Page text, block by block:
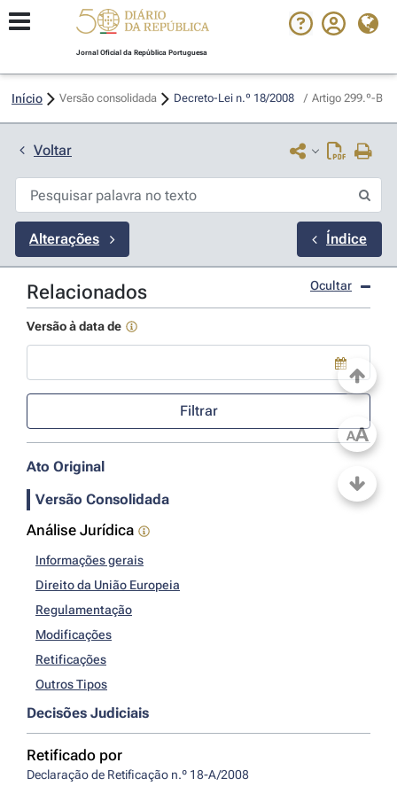
Jornal Oficial da República Portuguesa
Início Versão consolidada Decreto-Lei n.º 18/2008 / Artigo 299.º-B
Voltar
Alterações Índice
Relacionados Ocultar
Versão à data de
Use a tecla de seta para baixo para abrir o calendário; Use as
Filtrar
Ato Original
Versão Consolidada
Análise Jurídica
Informações gerais
Direito da União Europeia
Regulamentação
Modificações
Retificações
Outros Tipos
Decisões Judiciais
Retificado por
Declaração de Retificação n.º 18-A/2008
AA